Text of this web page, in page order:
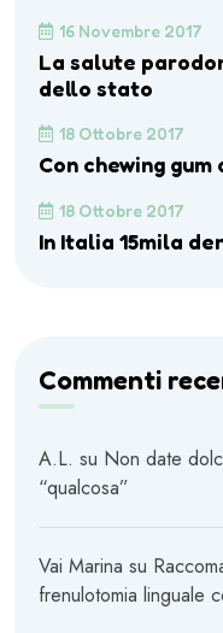
16 Novembre 2017
La salute
dello stato
18 Ottobre 2017
Con chewing
18 Ottobre 2017
In Italia 15mila
Commenti
A.L. su Non date
“qualcosa”
Vai Marina su
frenulotomia linguale